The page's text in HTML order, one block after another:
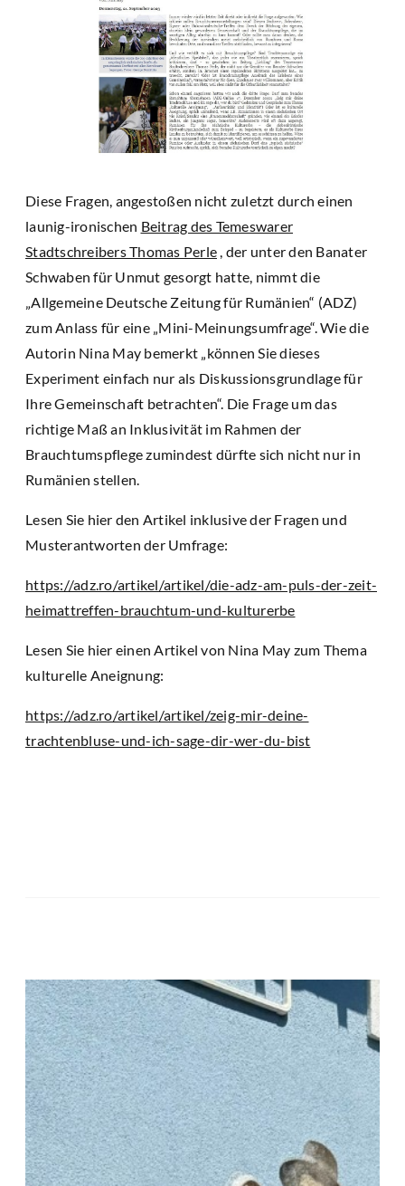
Diese Fragen, angestoßen nicht zuletzt durch einen
launig-ironischen Beitrag des Temeswarer
Stadtschreibers Thomas Perle , der unter den Banater
Schwaben für Unmut gesorgt hatte, nimmt die
„Allgemeine Deutsche Zeitung für Rumänien“ (ADZ)
zum Anlass für eine „Mini-Meinungsumfrage“. Wie die
Autorin Nina May bemerkt „können Sie dieses
Experiment einfach nur als Diskussionsgrundlage für
Ihre Gemeinschaft betrachten“. Die Frage um das
richtige Maß an Inklusivität im Rahmen der
Brauchtumspflege zumindest dürfte sich nicht nur in
Rumänien stellen.
Lesen Sie hier den Artikel inklusive der Fragen und
Musterantworten der Umfrage:
https://adz.ro/artikel/artikel/die-adz-am-puls-der-zeit-
heimattreffen-brauchtum-und-kulturerbe
Lesen Sie hier einen Artikel von Nina May zum Thema
kulturelle Aneignung:
https://adz.ro/artikel/artikel/zeig-mir-deine-
trachtenbluse-und-ich-sage-dir-wer-du-bist